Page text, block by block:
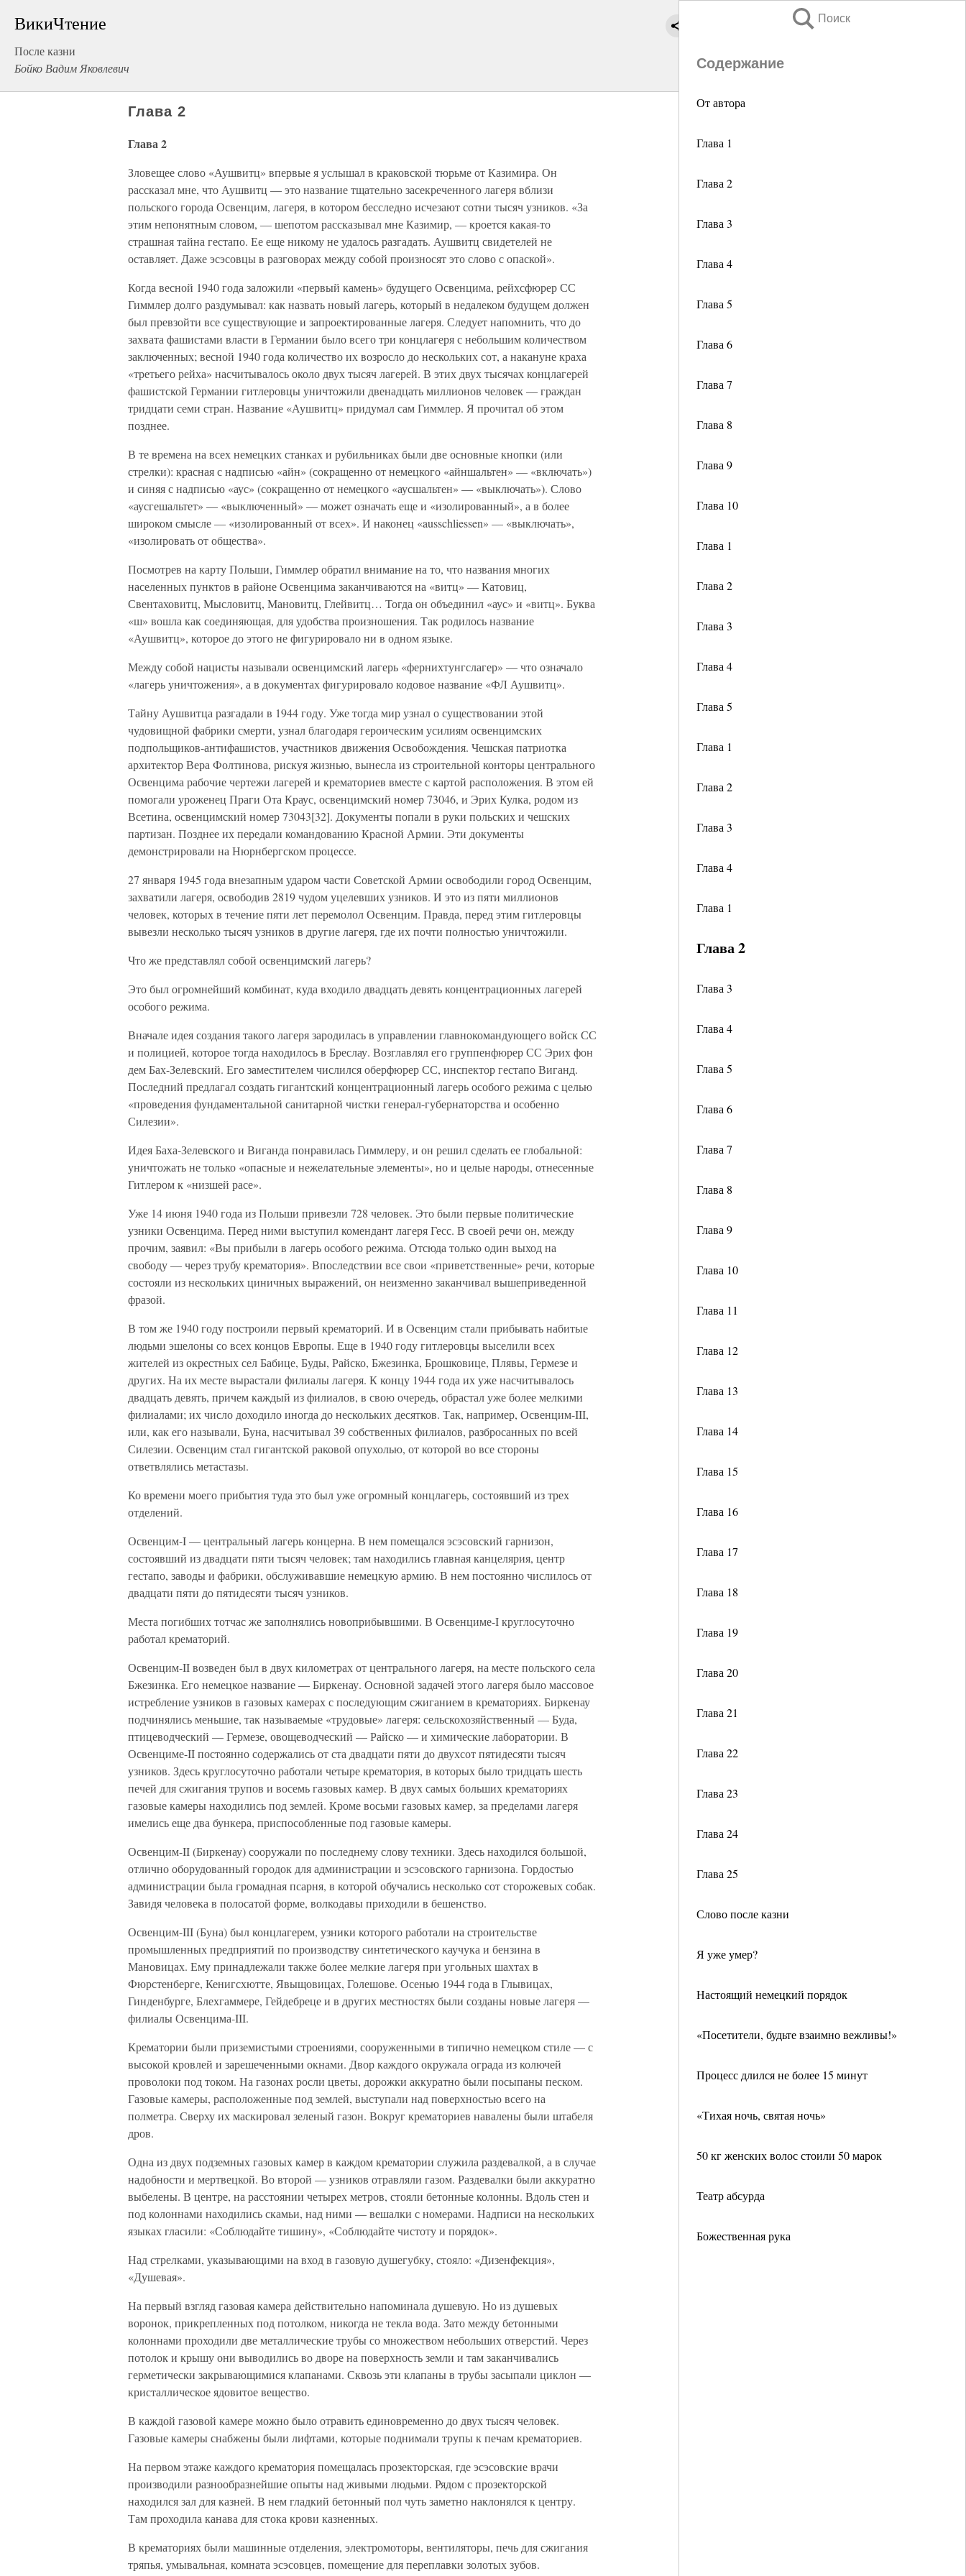
ВикиЧтение
После казни
Бойко Вадим Яковлевич
Поиск
Содержание
От автора
Глава 1
Глава 2
Глава 3
Глава 4
Глава 5
Глава 6
Глава 7
Глава 8
Глава 9
Глава 10
Глава 1
Глава 2
Глава 3
Глава 4
Глава 5
Глава 1
Глава 2
Глава 3
Глава 4
Глава 1
Глава 2
Глава 3
Глава 4
Глава 5
Глава 6
Глава 7
Глава 8
Глава 9
Глава 10
Глава 11
Глава 12
Глава 13
Глава 14
Глава 15
Глава 16
Глава 17
Глава 18
Глава 19
Глава 20
Глава 21
Глава 22
Глава 23
Глава 24
Глава 25
Слово после казни
Я уже умер?
Настоящий немецкий порядок
«Посетители, будьте взаимно вежливы!»
Процесс длился не более 15 минут
«Тихая ночь, святая ночь»
50 кг женских волос стоили 50 марок
Театр абсурда
Божественная рука
Глава 2
Глава 2
Зловещее слово «Аушвитц» впервые я услышал в краковской тюрьме от Казимира. Он
рассказал мне, что Аушвитц — это название тщательно засекреченного лагеря вблизи
польского города Освенцим, лагеря, в котором бесследно исчезают сотни тысяч узников. «За
этим непонятным словом, — шепотом рассказывал мне Казимир, — кроется какая-то
страшная тайна гестапо. Ее еще никому не удалось разгадать. Аушвитц свидетелей не
оставляет. Даже эсэсовцы в разговорах между собой произносят это слово с опаской».
Когда весной 1940 года заложили «первый камень» будущего Освенцима, рейхсфюрер СС
Гиммлер долго раздумывал: как назвать новый лагерь, который в недалеком будущем должен
был превзойти все существующие и запроектированные лагеря. Следует напомнить, что до
захвата фашистами власти в Германии было всего три концлагеря с небольшим количеством
заключенных; весной 1940 года количество их возросло до нескольких сот, а накануне краха
«третьего рейха» насчитывалось около двух тысяч лагерей. В этих двух тысячах концлагерей
фашистской Германии гитлеровцы уничтожили двенадцать миллионов человек — граждан
тридцати семи стран. Название «Аушвитц» придумал сам Гиммлер. Я прочитал об этом
позднее.
В те времена на всех немецких станках и рубильниках были две основные кнопки (или
стрелки): красная с надписью «айн» (сокращенно от немецкого «айншальтен» — «включать»)
и синяя с надписью «аус» (сокращенно от немецкого «аусшальтен» — «выключать»). Слово
«аусгешальтет» — «выключенный» — может означать еще и «изолированный», а в более
широком смысле — «изолированный от всех». И наконец «ausschliessen» — «выключать»,
«изолировать от общества».
Посмотрев на карту Польши, Гиммлер обратил внимание на то, что названия многих
населенных пунктов в районе Освенцима заканчиваются на «витц» — Катовиц,
Свентаховитц, Мысловитц, Мановитц, Глейвитц… Тогда он объединил «аус» и «витц». Буква
«ш» вошла как соединяющая, для удобства произношения. Так родилось название
«Аушвитц», которое до этого не фигурировало ни в одном языке.
Между собой нацисты называли освенцимский лагерь «фернихтунгслагер» — что означало
«лагерь уничтожения», а в документах фигурировало кодовое название «ФЛ Аушвитц».
Тайну Аушвитца разгадали в 1944 году. Уже тогда мир узнал о существовании этой
чудовищной фабрики смерти, узнал благодаря героическим усилиям освенцимских
подпольщиков-антифашистов, участников движения Освобождения. Чешская патриотка
архитектор Вера Фолтинова, рискуя жизнью, вынесла из строительной конторы центрального
Освенцима рабочие чертежи лагерей и крематориев вместе с картой расположения. В этом ей
помогали уроженец Праги Ота Краус, освенцимский номер 73046, и Эрих Кулка, родом из
Всетина, освенцимский номер 73043[32]. Документы попали в руки польских и чешских
партизан. Позднее их передали командованию Красной Армии. Эти документы
демонстрировали на Нюрнбергском процессе.
27 января 1945 года внезапным ударом части Советской Армии освободили город Освенцим,
захватили лагеря, освободив 2819 чудом уцелевших узников. И это из пяти миллионов
человек, которых в течение пяти лет перемолол Освенцим. Правда, перед этим гитлеровцы
вывезли несколько тысяч узников в другие лагеря, где их почти полностью уничтожили.
Что же представлял собой освенцимский лагерь?
Это был огромнейший комбинат, куда входило двадцать девять концентрационных лагерей
особого режима.
Вначале идея создания такого лагеря зародилась в управлении главнокомандующего войск СС
и полицией, которое тогда находилось в Бреслау. Возглавлял его группенфюрер СС Эрих фон
дем Бах-Зелевский. Его заместителем числился оберфюрер СС, инспектор гестапо Виганд.
Последний предлагал создать гигантский концентрационный лагерь особого режима с целью
«проведения фундаментальной санитарной чистки генерал-губернаторства и особенно
Силезии».
Идея Баха-Зелевского и Виганда понравилась Гиммлеру, и он решил сделать ее глобальной:
уничтожать не только «опасные и нежелательные элементы», но и целые народы, отнесенные
Гитлером к «низшей расе».
Уже 14 июня 1940 года из Польши привезли 728 человек. Это были первые политические
узники Освенцима. Перед ними выступил комендант лагеря Гесс. В своей речи он, между
прочим, заявил: «Вы прибыли в лагерь особого режима. Отсюда только один выход на
свободу — через трубу крематория». Впоследствии все свои «приветственные» речи, которые
состояли из нескольких циничных выражений, он неизменно заканчивал вышеприведенной
фразой.
В том же 1940 году построили первый крематорий. И в Освенцим стали прибывать набитые
людьми эшелоны со всех концов Европы. Еще в 1940 году гитлеровцы выселили всех
жителей из окрестных сел Бабице, Буды, Райско, Бжезинка, Брошковице, Плявы, Гермезе и
других. На их месте вырастали филиалы лагеря. К концу 1944 года их уже насчитывалось
двадцать девять, причем каждый из филиалов, в свою очередь, обрастал уже более мелкими
филиалами; их число доходило иногда до нескольких десятков. Так, например, Освенцим-III,
или, как его называли, Буна, насчитывал 39 собственных филиалов, разбросанных по всей
Силезии. Освенцим стал гигантской раковой опухолью, от которой во все стороны
ответвлялись метастазы.
Ко времени моего прибытия туда это был уже огромный концлагерь, состоявший из трех
отделений.
Освенцим-I — центральный лагерь концерна. В нем помещался эсэсовский гарнизон,
состоявший из двадцати пяти тысяч человек; там находились главная канцелярия, центр
гестапо, заводы и фабрики, обслуживавшие немецкую армию. В нем постоянно числилось от
двадцати пяти до пятидесяти тысяч узников.
Места погибших тотчас же заполнялись новоприбывшими. В Освенциме-I круглосуточно
работал крематорий.
Освенцим-II возведен был в двух километрах от центрального лагеря, на месте польского села
Бжезинка. Его немецкое название — Биркенау. Основной задачей этого лагеря было массовое
истребление узников в газовых камерах с последующим сжиганием в крематориях. Биркенау
подчинялись меньшие, так называемые «трудовые» лагеря: сельскохозяйственный — Буда,
птицеводческий — Гермезе, овощеводческий — Райско — и химические лаборатории. В
Освенциме-II постоянно содержались от ста двадцати пяти до двухсот пятидесяти тысяч
узников. Здесь круглосуточно работали четыре крематория, в которых было тридцать шесть
печей для сжигания трупов и восемь газовых камер. В двух самых больших крематориях
газовые камеры находились под землей. Кроме восьми газовых камер, за пределами лагеря
имелись еще два бункера, приспособленные под газовые камеры.
Освенцим-II (Биркенау) сооружали по последнему слову техники. Здесь находился большой,
отлично оборудованный городок для администрации и эсэсовского гарнизона. Гордостью
администрации была громадная псарня, в которой обучались несколько сот сторожевых собак.
Завидя человека в полосатой форме, волкодавы приходили в бешенство.
Освенцим-III (Буна) был концлагерем, узники которого работали на строительстве
промышленных предприятий по производству синтетического каучука и бензина в
Мановицах. Ему принадлежали также более мелкие лагеря при угольных шахтах в
Фюрстенберге, Кенигсхютте, Явыщовицах, Голешове. Осенью 1944 года в Глывицах,
Гинденбурге, Блехгаммере, Гейдебреце и в других местностях были созданы новые лагеря —
филиалы Освенцима-III.
Крематории были приземистыми строениями, сооруженными в типично немецком стиле — с
высокой кровлей и зарешеченными окнами. Двор каждого окружала ограда из колючей
проволоки под током. На газонах росли цветы, дорожки аккуратно были посыпаны песком.
Газовые камеры, расположенные под землей, выступали над поверхностью всего на
полметра. Сверху их маскировал зеленый газон. Вокруг крематориев навалены были штабеля
дров.
Одна из двух подземных газовых камер в каждом крематории служила раздевалкой, а в случае
надобности и мертвецкой. Во второй — узников отравляли газом. Раздевалки были аккуратно
выбелены. В центре, на расстоянии четырех метров, стояли бетонные колонны. Вдоль стен и
под колоннами находились скамьи, над ними — вешалки с номерами. Надписи на нескольких
языках гласили: «Соблюдайте тишину», «Соблюдайте чистоту и порядок».
Над стрелками, указывающими на вход в газовую душегубку, стояло: «Дизенфекция»,
«Душевая».
На первый взгляд газовая камера действительно напоминала душевую. Но из душевых
воронок, прикрепленных под потолком, никогда не текла вода. Зато между бетонными
колоннами проходили две металлические трубы со множеством небольших отверстий. Через
потолок и крышу они выводились во дворе на поверхность земли и там заканчивались
герметически закрывающимися клапанами. Сквозь эти клапаны в трубы засыпали циклон —
кристаллическое ядовитое вещество.
В каждой газовой камере можно было отравить единовременно до двух тысяч человек.
Газовые камеры снабжены были лифтами, которые поднимали трупы к печам крематориев.
На первом этаже каждого крематория помещалась прозекторская, где эсэсовские врачи
производили разнообразнейшие опыты над живыми людьми. Рядом с прозекторской
находился зал для казней. В нем гладкий бетонный пол чуть заметно наклонялся к центру.
Там проходила канава для стока крови казненных.
В крематориях были машинные отделения, электромоторы, вентиляторы, печь для сжигания
тряпья, умывальная, комната эсэсовцев, помещение для переплавки золотых зубов.